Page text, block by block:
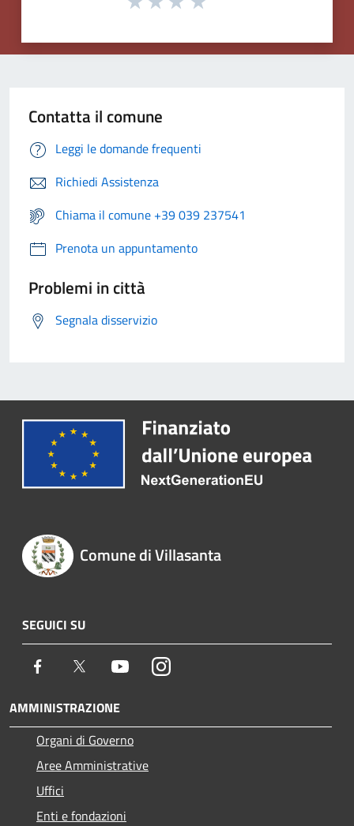
Contatta il comune
Leggi le domande frequenti
Richiedi Assistenza
Chiama il comune +39 039 237541
Prenota un appuntamento
Problemi in città
Segnala disservizio
Comune di Villasanta
SEGUICI SU
Facebook Twitter YoutubeInstagram
AMMINISTRAZIONE
Organi di Governo
Aree Amministrative
Uffici
Enti e fondazioni